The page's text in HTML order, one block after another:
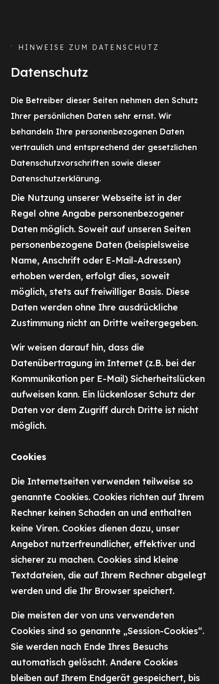
 HINWEISE ZUM DATENSCHUTZ
Datenschutz
Die Betreiber dieser Seiten nehmen den Schutz
Ihrer persönlichen Daten sehr ernst. Wir
behandeln Ihre personenbezogenen Daten
vertraulich und entsprechend der gesetzlichen
Datenschutzvorschriften sowie dieser
Datenschutzerklärung.
Die Nutzung unserer Webseite ist in der
Regel ohne Angabe personenbezogener
Daten möglich. Soweit auf unseren Seiten
personenbezogene Daten (beispielsweise
Name, Anschrift oder E-Mail-Adressen)
erhoben werden, erfolgt dies, soweit
möglich, stets auf freiwilliger Basis. Diese
Daten werden ohne Ihre ausdrückliche
Zustimmung nicht an Dritte weitergegeben.
Wir weisen darauf hin, dass die
Datenübertragung im Internet (z.B. bei der
Kommunikation per E-Mail) Sicherheitslücken
aufweisen kann. Ein lückenloser Schutz der
Daten vor dem Zugriff durch Dritte ist nicht
möglich.
Cookies
Die Internetseiten verwenden teilweise so
genannte Cookies. Cookies richten auf Ihrem
Rechner keinen Schaden an und enthalten
keine Viren. Cookies dienen dazu, unser
Angebot nutzerfreundlicher, effektiver und
sicherer zu machen. Cookies sind kleine
Textdateien, die auf Ihrem Rechner abgelegt
werden und die Ihr Browser speichert.
Die meisten der von uns verwendeten
Cookies sind so genannte „Session-Cookies“.
Sie werden nach Ende Ihres Besuchs
automatisch gelöscht. Andere Cookies
bleiben auf Ihrem Endgerät gespeichert, bis